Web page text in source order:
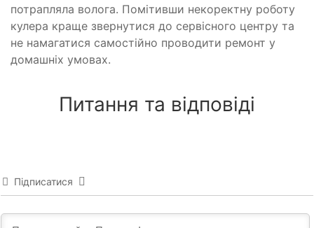
потрапляла волога. Помітивши некоректну роботу
кулера краще звернутися до сервісного центру та
не намагатися самостійно проводити ремонт у
домашніх умовах.
Питання та відповіді
Підписатися